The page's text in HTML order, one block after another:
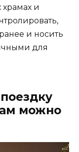
и
и носить
для
можно